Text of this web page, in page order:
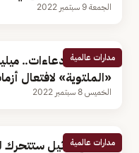
الجمعة 9 سبتمبر 2022
مدارات عالمية
أكاذيب وادعاءات..
«الملتوية» لافتعال
الخميس 8 سبتمبر 2022
مدارات عالمية
لابيد: إسرائيل ستتحرك